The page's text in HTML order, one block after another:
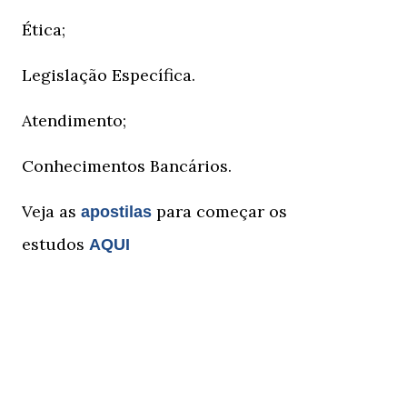
Ética;
Legislação Específica.
Atendimento;
Conhecimentos Bancários.
Veja as apostilas para começar os
estudos AQUI